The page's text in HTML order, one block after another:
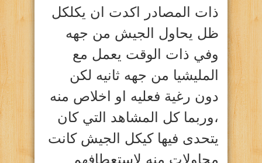
ذات المصادر اكدت ان يكلكل
ظل يحاول الجيش من جهه
وفي ذات الوقت يعمل مع
المليشيا من جهه ثانيه لكن
دون رغية فعليه او اخلاص منه
،وربما كل المشاهد التي كان
يتحدى فيها كيكل الجيش كانت
محاولات منه لاستعطافهم